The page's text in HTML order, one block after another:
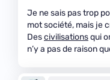
Je ne sais pas trop
mot société, mais je
Descivilisationsqui
n’y a pas de raison